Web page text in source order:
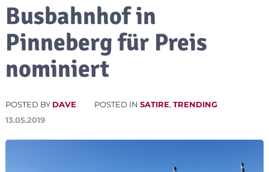
Busbahnhof in
Pinneberg für Preis
nominiert
POSTED BY DAVE POSTED IN SATIRE, TRENDING
13.05.2019